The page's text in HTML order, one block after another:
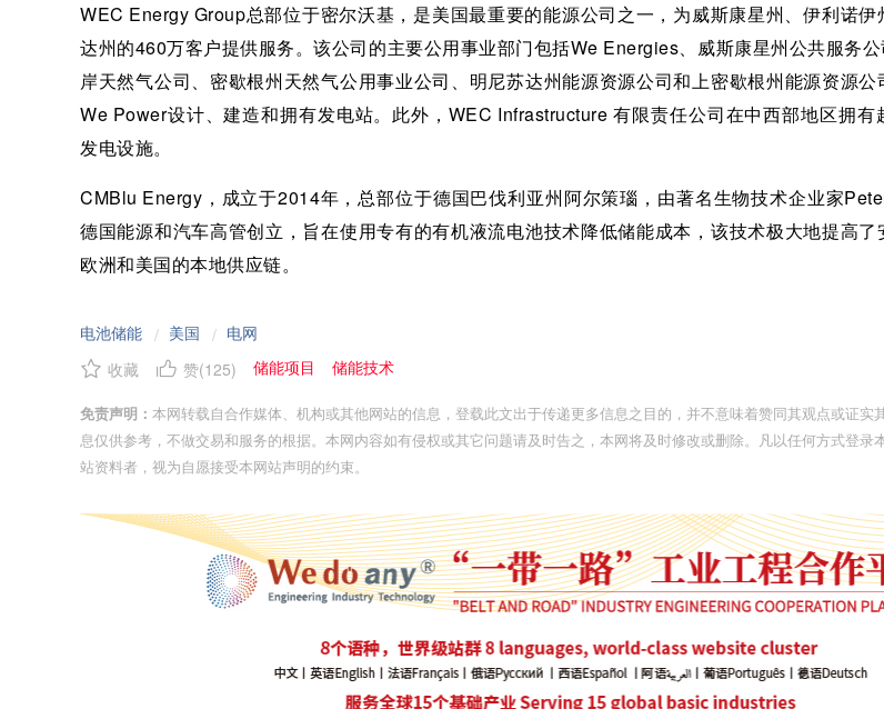
WEC Energy Group总部位于密尔沃基，是美国最重要的能源公司之一，为威斯康星州、伊利诺
达州的460万客户提供服务。该公司的主要公用事业部门包括We Energies、威斯康星州公共服务
岸天然气公司、密歇根州天然气公用事业公司、明尼苏达州能源资源公司和上密歇根州能源资源公
We Power设计、建造和拥有发电站。此外，WEC Infrastructure 有限责任公司在中西部地区拥有
发电设施。
CMBlu Energy，成立于2014年，总部位于德国巴伐利亚州阿尔策瑙，由著名生物技术企业家
德国能源和汽车高管创立，旨在使用专有的有机液流电池技术降低储能成本，该技术极大地提高了
欧洲和美国的本地供应链。
电池储能 / 美国 / 电网
收藏
赞(125) 储能项目 储能技术
免责声明： 本网转载自合作媒体、机构或其他网站的信息，登载此文出于传递更多信息之目的，并不意味着赞同其观点或证实
息仅供参考，不做交易和服务的根据。本网内容如有侵权或其它问题请及时告之，本网将及时修改或删除。凡以任何方式登录
站资料者，视为自愿接受本网站声明的约束。